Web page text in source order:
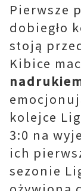
Pierwsze
dobiegło
stoją
Kibice
kolejce
3:0 na
ich
sezonie